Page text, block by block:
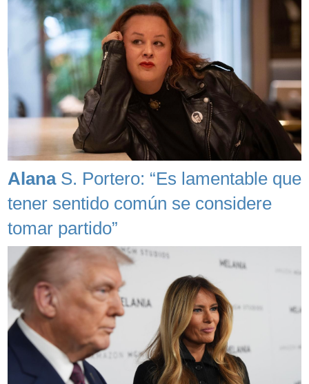
AlanaS. Portero: “Es lamentable que
tener sentido común se considere
tomar partido”